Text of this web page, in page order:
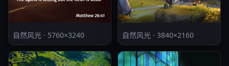
自然风光 · 5760×3240 自然风光 · 3840×2160